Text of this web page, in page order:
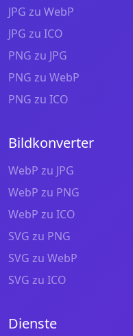
JPG zu WebP
JPG zu ICO
PNG zu JPG
PNG zu WebP
PNG zu ICO
Bildkonverter
WebP zu JPG
WebP zu PNG
WebP zu ICO
SVG zu PNG
SVG zu WebP
SVG zu ICO
Dienste